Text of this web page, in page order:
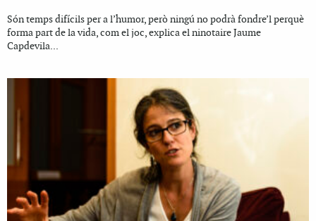
Són temps difícils per a l’humor, però ningú no podrà fondre’l perquè
forma part de la vida, com el joc, explica el ninotaire Jaume
Capdevila...